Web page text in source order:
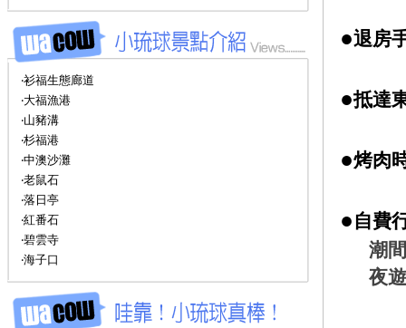
‧衫福生態廊道
‧大福漁港
‧山豬溝
‧杉福港
‧中澳沙灘
‧老鼠石
‧落日亭
‧紅番石
‧碧雲寺
‧海子口
●退房
●抵達
●烤肉
●自費
潮
夜